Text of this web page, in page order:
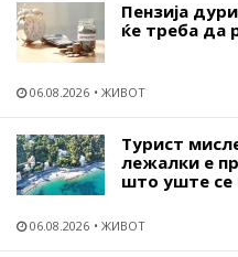
Пензија
ќе треба да
06.08.2026 ЖИВОТ
Турист
лежалки е
што уште се
06.08.2026 ЖИВОТ